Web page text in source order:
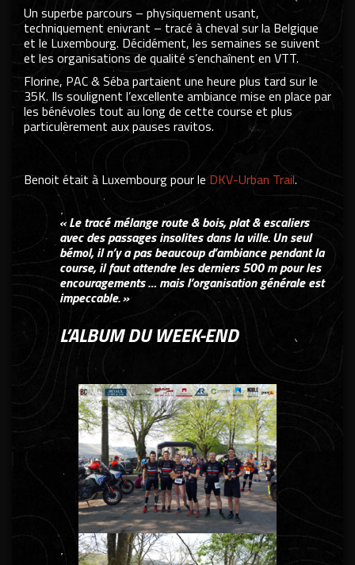
Un superbe parcours – physiquement usant,
techniquement enivrant – tracé à cheval sur la Belgique
et le Luxembourg. Décidément, les semaines se suivent
et les organisations de qualité s’enchaînent en VTT.
Florine, PAC & Séba partaient une heure plus tard sur le
35K. Ils soulignent l’excellente ambiance mise en place par
les bénévoles tout au long de cette course et plus
particulèrement aux pauses ravitos.
Benoit était à Luxembourg pour le DKV-Urban Trail.
« Le tracé mélange route & bois, plat & escaliers
avec des passages insolites dans la ville. Un seul
bémol, il n’y a pas beaucoup d’ambiance pendant la
course, il faut attendre les derniers 500 m pour les
encouragements … mais l’organisation générale est
impeccable. »
L’ALBUM DU WEEK-END